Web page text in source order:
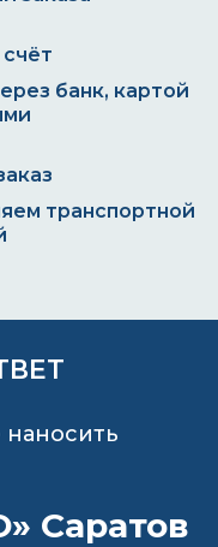
банк, картой
транспортной